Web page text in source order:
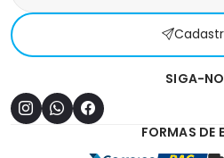
SIGA-
FORMAS DE